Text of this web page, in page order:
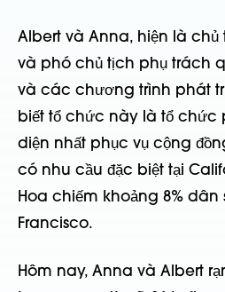
Albert và Anna, hiện là chủ
và phó chủ tịch phụ trách
và các chương trình phát
biết tổ chức này là tổ chức
diện nhất phục vụ cộng
có nhu cầu đặc biệt tại
Hoa chiếm khoảng 8% dân
Francisco.
Hôm nay, Anna và Albert